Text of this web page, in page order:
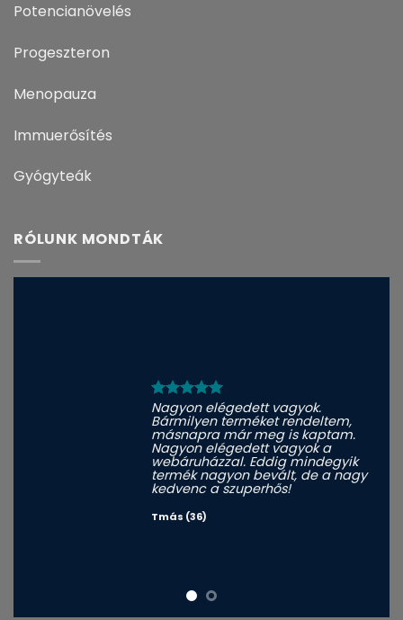
Potencianövelés
Progeszteron
Menopauza
Immuerősítés
Gyógyteák
RÓLUNK MONDTÁK
Nagyon elégedett vagyok.
Bármilyen terméket rendeltem,
másnapra már meg is kaptam.
Nagyon elégedett vagyok a
webáruházzal. Eddig mindegyik
termék nagyon bevált, de a nagy
kedvenc a szuperhős!
Tmás (36)